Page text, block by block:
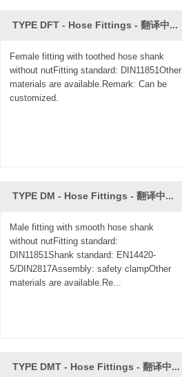
TYPE DFT - Hose Fittings - 翻译中...
Female fitting with toothed hose shank
without nutFitting standard: DIN11851Other
materials are available.Remark: Can be
customized.
TYPE DM - Hose Fittings - 翻译中...
Male fitting with smooth hose shank
without nutFitting standard:
DIN11851Shank standard: EN14420-
5/DIN2817Assembly: safety clampOther
materials are available.Re...
TYPE DMT - Hose Fittings - 翻译中...